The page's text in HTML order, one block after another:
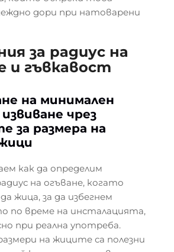
дори при натоварени
за радиус на
и гъвкавост
на минимален
чрез
за размера на
как да определим
на огъване, когато
жица, за да избегнем
по време на инсталацията,
при реална употреба.
на жиците са полезни